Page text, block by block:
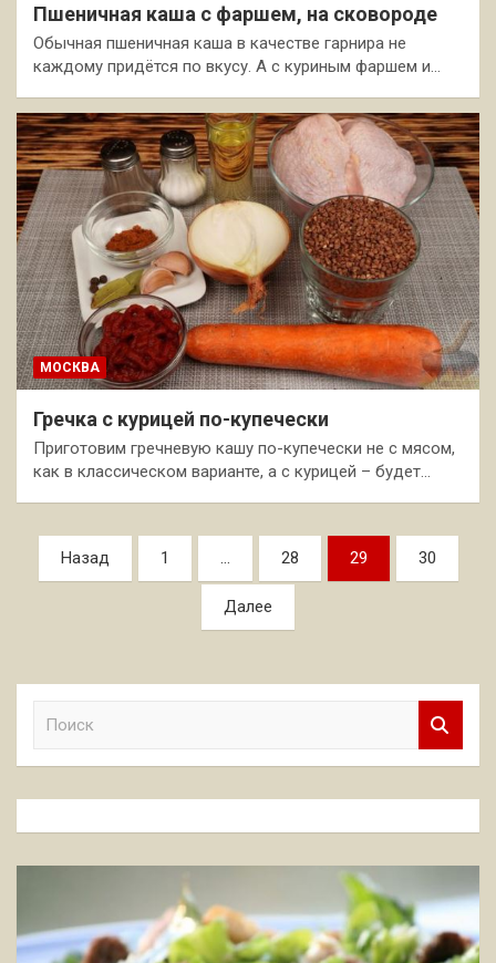
Пшеничная каша с фаршем, на сковороде
Обычная пшеничная каша в качестве гарнира не
каждому придётся по вкусу. А с куриным фаршем и…
МОСКВА
Гречка с курицей по-купечески
Приготовим гречневую кашу по-купечески не с мясом,
как в классическом варианте, а с курицей – будет…
Пагинация
записей
Назад 1 … 28 29 30
Далее
к